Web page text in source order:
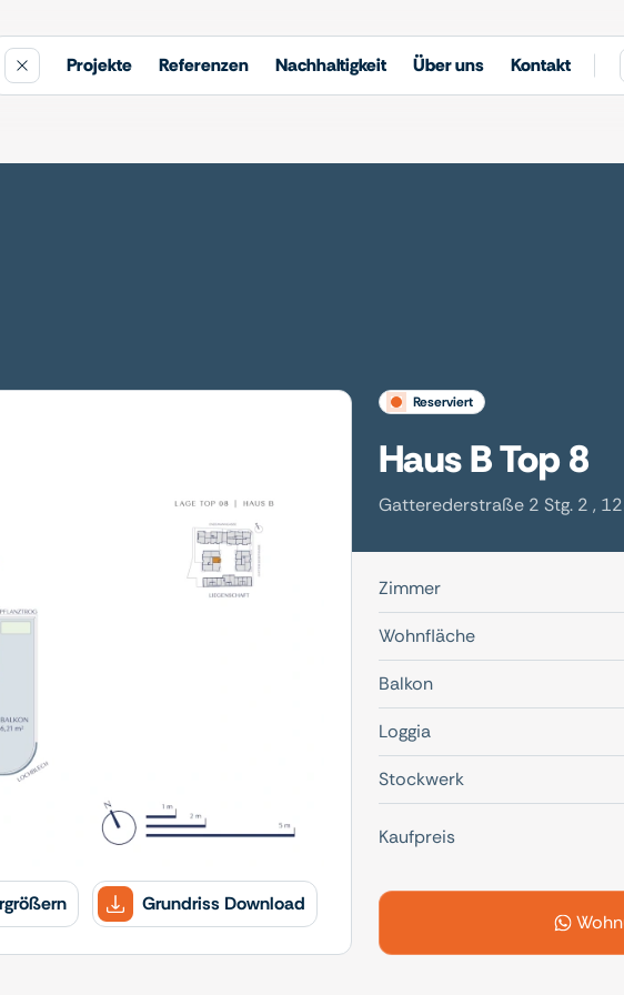
Projekte Referenzen Nachhaltigkeit Über uns Kontakt
Grundriss Download
reserviert
Haus B Top 8
Gatterederstraße 2 Stg. 2 ,
Zimmer
Wohnfläche
Balkon
Loggia
Stockwerk
Kaufpreis